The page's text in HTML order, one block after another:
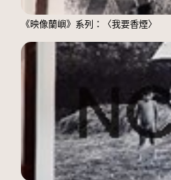
《映像蘭嶼》系列：〈我要香煙〉